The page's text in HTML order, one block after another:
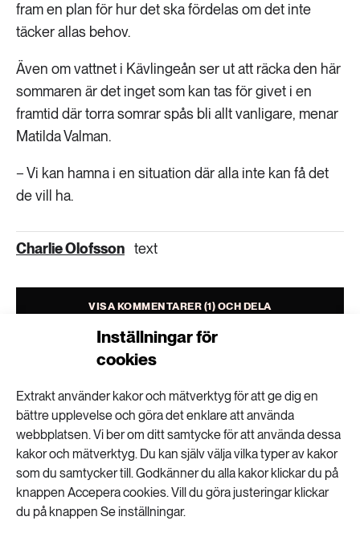
Inställningar för
cookies
Extrakt använder kakor och mätverktyg för att ge dig en
bättre upplevelse och göra det enklare att använda
webbplatsen. Vi ber om ditt samtycke för att använda dessa
kakor och mätverktyg. Du kan själv välja vilka typer av kakor
som du samtycker till. Godkänner du alla kakor klickar du på
knappen Accepera cookies. Vill du göra justeringar klickar
du på knappen Se inställningar.
fram en plan för hur det ska fördelas om det inte
täcker allas behov.
Även om vattnet i Kävlingeån ser ut att räcka den här
sommaren är det inget som kan tas för givet i en
framtid där torra somrar spås bli allt vanligare, menar
Matilda Valman.
− Vi kan hamna i en situation där alla inte kan få det
de vill ha.
Charlie Olofsson text
VISA KOMMENTARER (1) OCH DELA
Nyhetsbrev
Få kunskapen, idéerna och de nya lösningarna
för ett hållbart samhälle.